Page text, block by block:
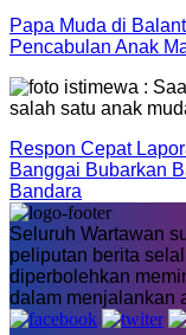
Papa Muda di
Pencabulan Anak
Respon Cepat
Banggai Bubarkan
Bandara
Seluruh Wartawan
peliputan berita
diperbolehkan
dalam menjalankan